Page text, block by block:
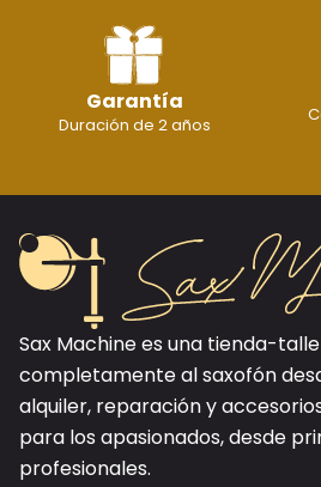
Garantía
Duración de 2 años
Sax Machine es una tienda-
completamente al saxofón
alquiler, reparación y
para los apasionados, desde
profesionales.